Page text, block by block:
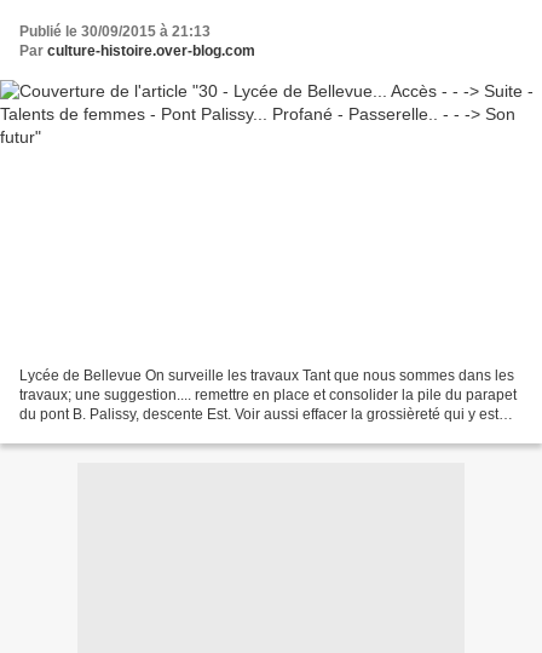
Publié le 30/09/2015 à 21:13
Par culture-histoire.over-blog.com
Lycée de Bellevue On surveille les travaux Tant que nous sommes dans les
travaux; une suggestion.... remettre en place et consolider la pile du parapet
du pont B. Palissy, descente Est. Voir aussi effacer la grossièreté qui y est